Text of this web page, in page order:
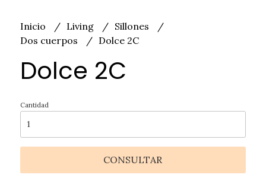
Inicio Living
Sillones
Dos cuerpos
Dolce 2C
Dolce 2C
Cantidad
CONSULTAR